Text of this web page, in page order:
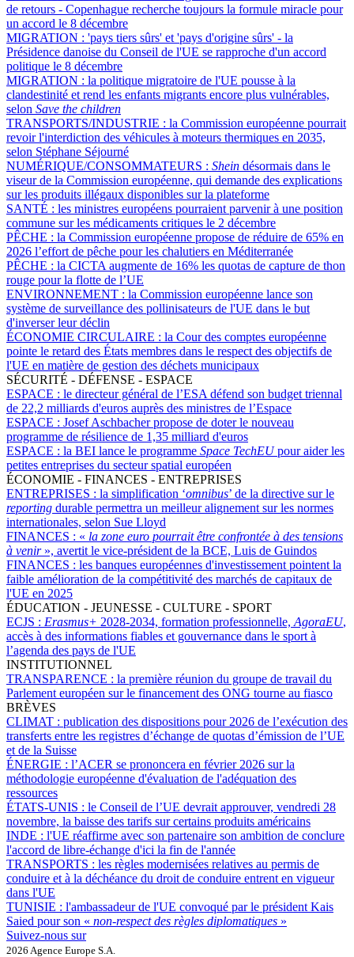
de retours - Copenhague recherche toujours la formule miracle pour
un accord le 8 décembre
MIGRATION : 'pays tiers sûrs' et 'pays d'origine sûrs' - la
Présidence danoise du Conseil de l'UE se rapproche d'un accord
politique le 8 décembre
MIGRATION : la politique migratoire de l'UE pousse à la
clandestinité et rend les enfants migrants encore plus vulnérables,
selon Save the children
TRANSPORTS/INDUSTRIE : la Commission européenne pourrait
revoir l'interdiction des véhicules à moteurs thermiques en 2035,
selon Stéphane Séjourné
NUMÉRIQUE/CONSOMMATEURS : Shein désormais dans le
viseur de la Commission européenne, qui demande des explications
sur les produits illégaux disponibles sur la plateforme
SANTÉ : les ministres européens pourraient parvenir à une position
commune sur les médicaments critiques le 2 décembre
PÊCHE : la Commission européenne propose de réduire de 65% en
2026 l’effort de pêche pour les chalutiers en Méditerranée
PÊCHE : la CICTA augmente de 16% les quotas de capture de thon
rouge pour la flotte de l’UE
ENVIRONNEMENT : la Commission européenne lance son
système de surveillance des pollinisateurs de l'UE dans le but
d'inverser leur déclin
ÉCONOMIE CIRCULAIRE : la Cour des comptes européenne
pointe le retard des États membres dans le respect des objectifs de
l'UE en matière de gestion des déchets municipaux
SÉCURITÉ - DÉFENSE - ESPACE
ESPACE : le directeur général de l’ESA défend son budget triennal
de 22,2 milliards d'euros auprès des ministres de l’Espace
ESPACE : Josef Aschbacher propose de doter le nouveau
programme de résilience de 1,35 milliard d'euros
ESPACE : la BEI lance le programme Space TechEUpour aider les
petites entreprises du secteur spatial européen
ÉCONOMIE - FINANCES - ENTREPRISES
ENTREPRISES : la simplification ‘omnibus’ de la directive sur le
reporting durable permettra un meilleur alignement sur les normes
internationales, selon Sue Lloyd
FINANCES : « la zone euro pourrait être confrontée à des tensions
à venir », avertit le vice-président de la BCE, Luis de Guindos
FINANCES : les banques européennes d'investissement pointent la
faible amélioration de la compétitivité des marchés de capitaux de
l'UE en 2025
ÉDUCATION - JEUNESSE - CULTURE - SPORT
ECJS : Erasmus+ 2028-2034, formation professionnelle, AgoraEU,
accès à des informations fiables et gouvernance dans le sport à
l’agenda des pays de l'UE
INSTITUTIONNEL
TRANSPARENCE : la première réunion du groupe de travail du
Parlement européen sur le financement des ONG tourne au fiasco
BRÈVES
CLIMAT : publication des dispositions pour 2026 de l’exécution des
transferts entre les registres d’échange de quotas d’émission de l’UE
et de la Suisse
ÉNERGIE : l’ACER se prononcera en février 2026 sur la
méthodologie européenne d'évaluation de l'adéquation des
ressources
ÉTATS-UNIS : le Conseil de l’UE devrait approuver, vendredi 28
novembre, la baisse des tarifs sur certains produits américains
INDE : l'UE réaffirme avec son partenaire son ambition de conclure
l'accord de libre-échange d'ici la fin de l'année
TRANSPORTS : les règles modernisées relatives au permis de
conduire et à la déchéance du droit de conduire entrent en vigueur
dans l'UE
TUNISIE : l'ambassadeur de l'UE convoqué par le président Kais
Saied pour son « non-respect des règles diplomatiques »
Suivez-nous sur
2026 Agence Europe S.A.